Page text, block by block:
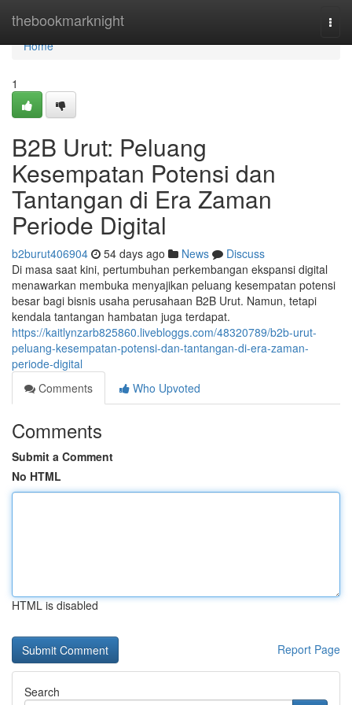
thebookmarknight
Home
Home
1
B2B Urut: Peluang
Kesempatan Potensi dan
Tantangan di Era Zaman
Periode Digital
b2burut406904 54 days ago News
Discuss
Di masa saat kini, pertumbuhan perkembangan ekspansi digital
menawarkan membuka menyajikan peluang kesempatan potensi
besar bagi bisnis usaha perusahaan B2B Urut. Namun, tetapi
kendala tantangan hambatan juga terdapat.
https://kaitlynzarb825860.livebloggs.com/48320789/b2b-urut-
peluang-kesempatan-potensi-dan-tantangan-di-era-zaman-
periode-digital
Comments
Who Upvoted
Comments
Submit a Comment
No HTML
HTML is disabled
Report Page
Search